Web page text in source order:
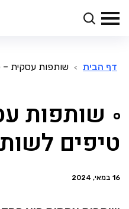
דף הבית > שותפות עסקית –
שותפות
טיפים
16 במאי, 2024